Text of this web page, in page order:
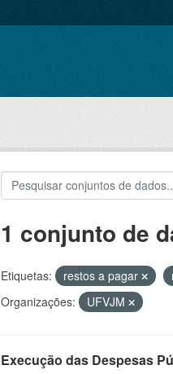
1 conjunto de
Etiquetas: restos a pagar
Organizações:
UFVJM
Execução das Despesas